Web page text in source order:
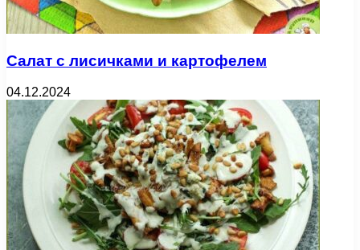
Салат с лисичками и картофелем
04.12.2024